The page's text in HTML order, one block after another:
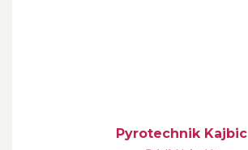
Pyrotechnik Kajbic